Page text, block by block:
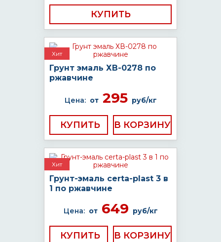
КУПИТЬ
Хит
Грунт эмаль ХВ-0278 по
ржавчине
Цена: от295 руб/кг
КУПИТЬ
Хит
Грунт-эмаль certa-plast 3 в
1 по ржавчине
Цена: от649 руб/кг
КУПИТЬ